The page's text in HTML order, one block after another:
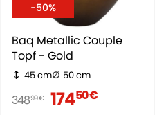
-50%
Baq Metallic Couple
Topf - Gold
45 cm 50 cm
34899 € 17450 €